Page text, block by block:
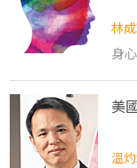
林
身
美
溫